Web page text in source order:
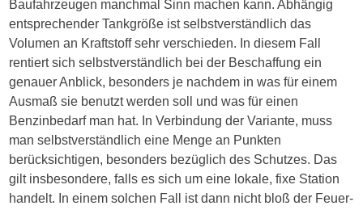
Baufahrzeugen manchmal Sinn machen kann. Abhängig
entsprechender Tankgröße ist selbstverständlich das
Volumen an Kraftstoff sehr verschieden. In diesem Fall
rentiert sich selbstverständlich bei der Beschaffung ein
genauer Anblick, besonders je nachdem in was für einem
Ausmaß sie benutzt werden soll und was für einen
Benzinbedarf man hat. In Verbindung der Variante, muss
man selbstverständlich eine Menge an Punkten
berücksichtigen, besonders bezüglich des Schutzes. Das
gilt insbesondere, falls es sich um eine lokale, fixe Station
handelt. In einem solchen Fall ist dann nicht bloß der Feuer-